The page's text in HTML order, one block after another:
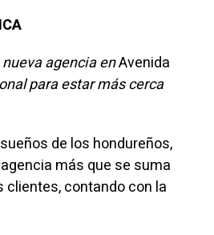
agencia enAvenida
para estar más cerca
de los hondureños,
más que se suma
clientes, contando con la